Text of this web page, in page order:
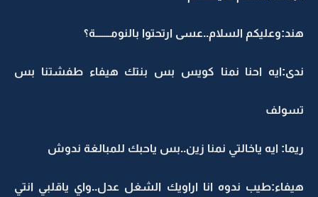
هند:وعليكم السلام..عسى ارتحتوا بالنومـــــــة؟
ندى:ايه احنا نمنا كويس بس بنتك هيفاء طفشتنا بس
تسولف
ريما: ايه ياخالتي نمنا زين..بس ياحبك للمبالغة ندوش
هيفاء:طيب ندوه انا اراويك الشغل عدل..واي ياقلبي انتي